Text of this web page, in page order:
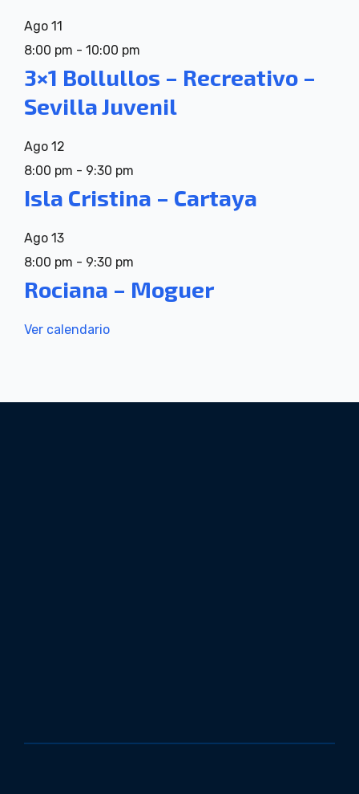
Ago 11
8:00 pm - 10:00 pm
3×1 Bollullos – Recreativo –
Sevilla Juvenil
Ago 12
8:00 pm - 9:30 pm
Isla Cristina – Cartaya
Ago 13
8:00 pm - 9:30 pm
Rociana – Moguer
Ver calendario